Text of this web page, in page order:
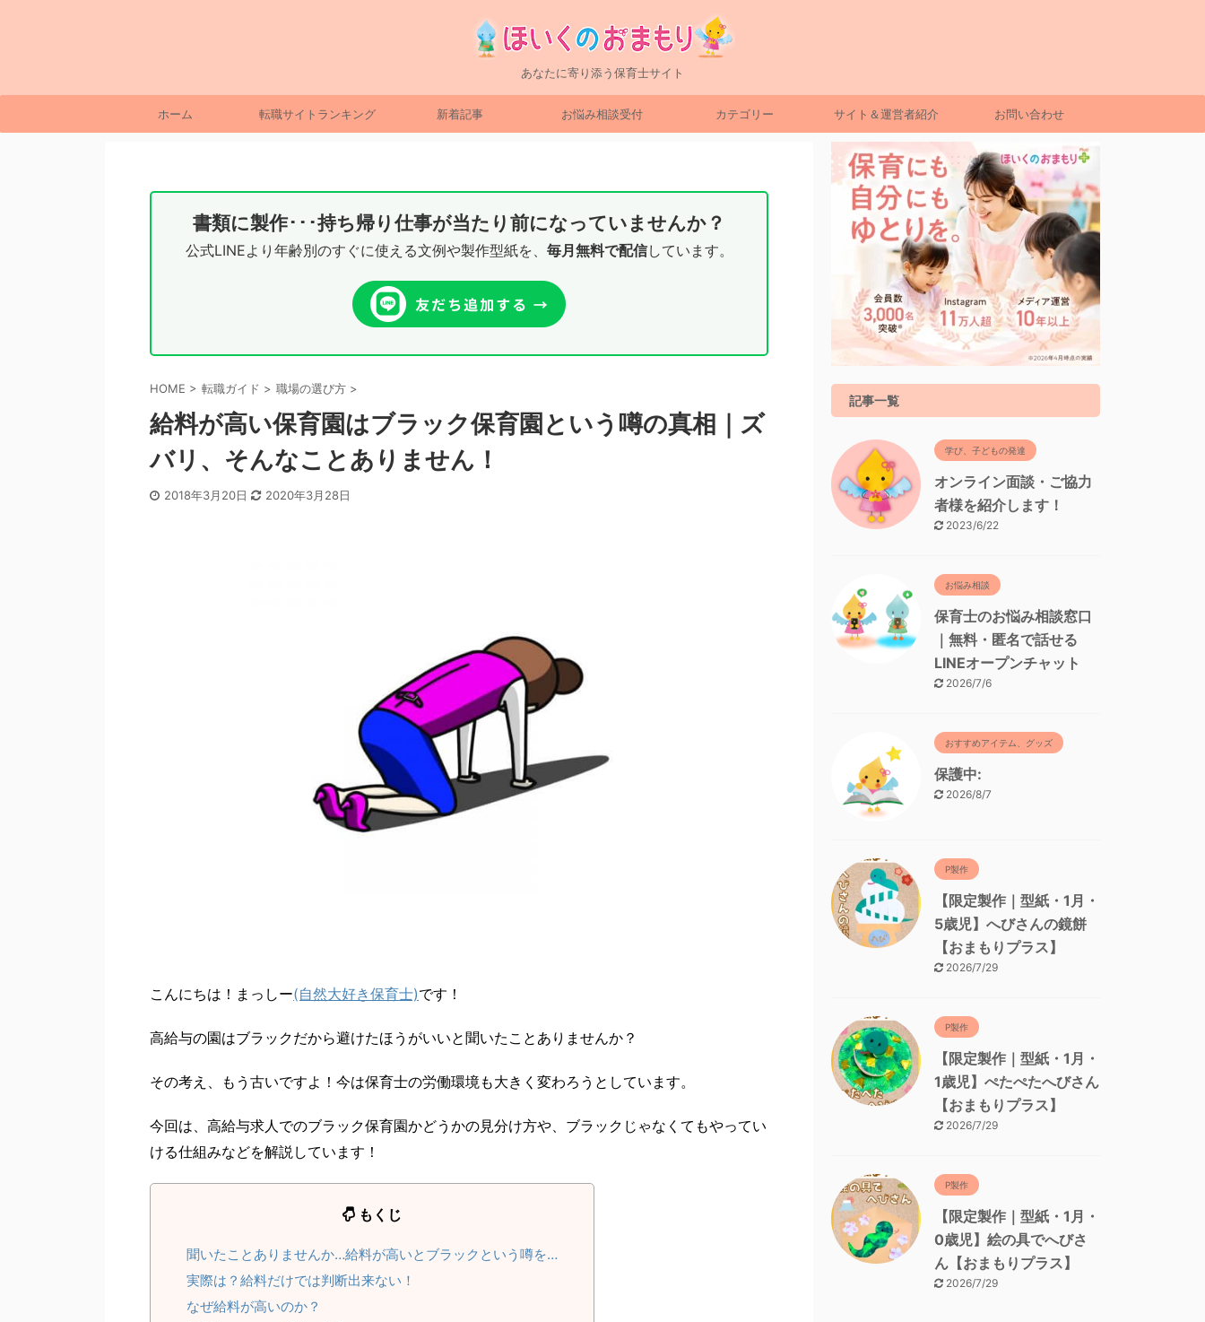
あなたに寄り添う保育士サイト
ホーム 転職サイトランキング 新着記事 お悩み相談受付 カテゴリー サイト＆運営者紹介 お問い合わせ
書類に製作･･･持ち帰り仕事が当たり前になっていませんか？
公式LINEより年齢別のすぐに使える文例や製作型紙を、 毎月無料で配信しています。
HOME > 転職ガイド > 職場の選び方 >
給料が高い保育園はブラック保育園という噂の真相｜ズ
バリ、そんなことありません！
2018年3月20日 2020年3月28日
こんにちは！まっしー(自然大好き保育士)です！
高給与の園はブラックだから避けたほうがいいと聞いたことありませんか？
その考え、もう古いですよ！今は保育士の労働環境も大きく変わろうとしています。
今回は、高給与求人でのブラック保育園かどうかの見分け方や、ブラックじゃなくてもやってい
ける仕組みなどを解説しています！
もくじ
聞いたことありませんか…給料が高いとブラックという噂を…
実際は？給料だけでは判断出来ない！
なぜ給料が高いのか？
記事一覧
学び、子どもの発達
オンライン面談・ご協力
者様を紹介します！
2023/6/22
お悩み相談
保育士のお悩み相談窓口
｜無料・匿名で話せる
LINEオープンチャット
2026/7/6
おすすめアイテム、グッズ
保護中:
2026/8/7
P製作
【限定製作｜型紙・1月・
5歳児】へびさんの鏡餅
【おまもりプラス】
2026/7/29
P製作
【限定製作｜型紙・1月・
1歳児】ぺたぺたへびさん
【おまもりプラス】
2026/7/29
P製作
【限定製作｜型紙・1月・
0歳児】絵の具でへびさ
ん【おまもりプラス】
2026/7/29